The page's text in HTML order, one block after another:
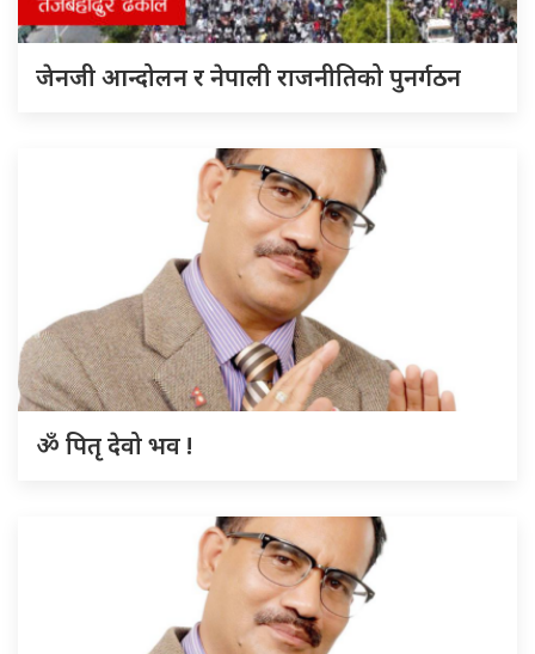
जेनजी आन्दोलन र नेपाली राजनीतिको पुनर्गठन
ॐ पितृ देवो भव !